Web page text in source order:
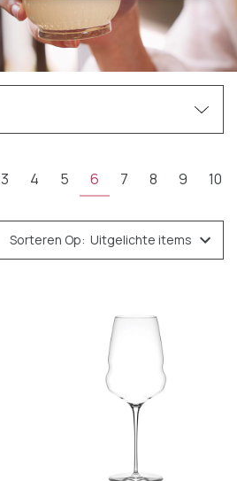
3 4 5 6 7 8 9 10
Sorteren Op: